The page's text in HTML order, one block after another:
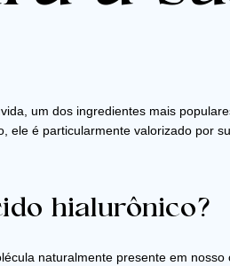
um dos ingredientes mais
ele é particularmente valorizado por
hialurônico?
naturalmente presente em